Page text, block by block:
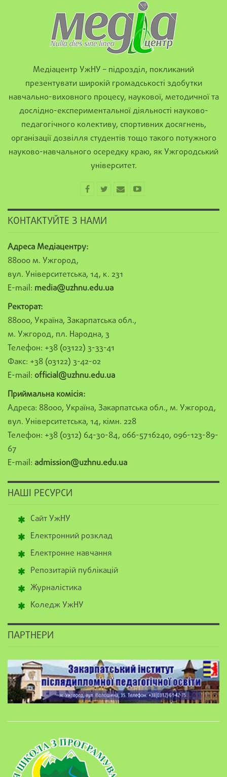
Медіацентр УжНУ – підрозділ, покликаний
презентувати широкій громадськості здобутки
навчально-виховного процесу, наукової, методичної та
дослідно-експериментальної діяльності науково-
педагогічного колективу, спортивних досягнень,
організації дозвілля студентів тощо такого потужного
науково-навчального осередку краю, як Ужгородський
університет.
КОНТАКТУЙТЕ З НАМИ
Адреса Медіацентру:
88000 м. Ужгород,
вул. Університетська, 14, к. 231
E-mail: media@uzhnu.edu.ua
Ректорат:
88000, Україна, Закарпатська обл.,
м. Ужгород, пл. Народна, 3
Телефон: +38 (03122) 3-33-41
Факс: +38 (03122) 3-42-02
E-mail: official@uzhnu.edu.ua
Приймальна комісія:
Адреса: 88000, Україна, Закарпатська обл., м. Ужгород,
вул. Університетська, 14, кімн. 228
Телефон: +38 (0312) 64-30-84, 066-5716240, 096-123-89-
67
E-mail: admission@uzhnu.edu.ua
НАШІ РЕСУРСИ
Сайт УжНУ
Електронний розклад
Електронне навчання
Репозитарій публікацій
Журналістика
Коледж УжНУ
ПАРТНЕРИ